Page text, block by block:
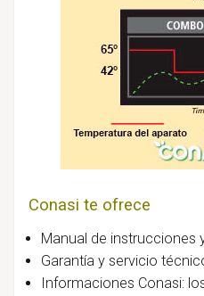
Conasi te ofrece
Manual de instrucciones
Garantía y servicio
Informaciones Conasi: